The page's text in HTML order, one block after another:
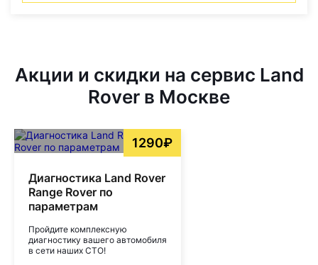
Акции и скидки на сервис Land
Rover в Москве
1290₽
Диагностика Land Rover
Range Rover по
параметрам
Пройдите комплексную
диагностику вашего автомобиля
в сети наших СТО!